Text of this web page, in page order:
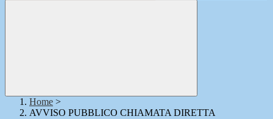
Home >
AVVISO PUBBLICO CHIAMATA DIRETTA